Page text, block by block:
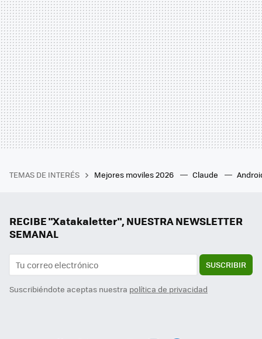
TEMAS DE INTERÉS Mejores moviles 2026 Claude
RECIBE "Xatakaletter", NUESTRA NEWSLETTER
SEMANAL
SUSCRIBIR
Suscribiéndote aceptas nuestra política de privacidad